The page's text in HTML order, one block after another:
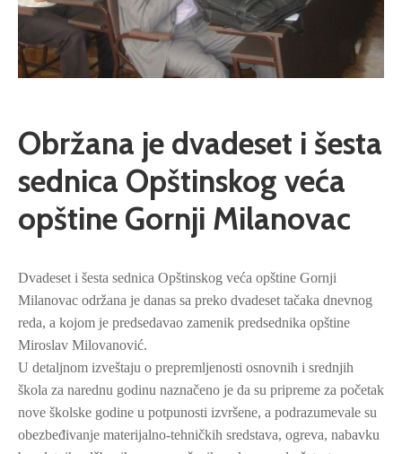
Obržana je dvadeset i šesta
sednica Opštinskog veća
opštine Gornji Milanovac
Dvadeset i šesta sednica Opštinskog veća opštine Gornji
Milanovac održana je danas sa preko dvadeset tačaka dnevnog
reda, a kojom je predsedavao zamenik predsednika opštine
Miroslav Milovanović.
U detaljnom izveštaju o prepremljenosti osnovnih i srednjih
škola za narednu godinu naznačeno je da su pripreme za početak
nove školske godine u potpunosti izvršene, a podrazumevale su
obezbeđivanje materijalno-tehničkih sredstava, ogreva, nabavku